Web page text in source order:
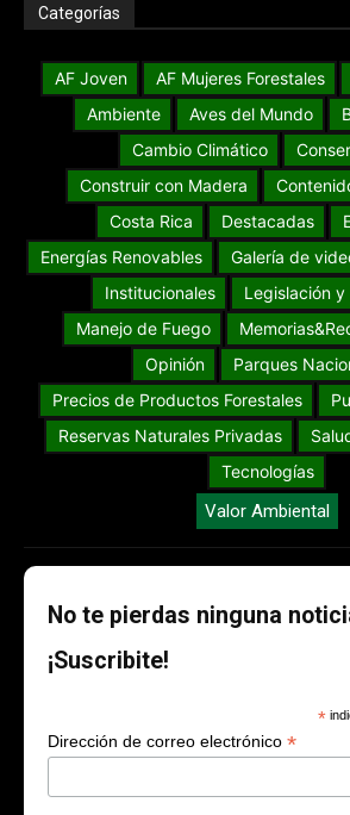
Categorías
AF Joven AF Mujeres Forestales
Ambiente
Aves del Mundo
Cambio Climático
Construir con Madera
Costa Rica
Destacadas
Energías Renovables
Galería de
Institucionales
Legislación
Manejo de Fuego
Opinión
Parques
Precios de Productos Forestales
Reservas Naturales Privadas
Tecnologías
Valor Ambiental
No te pierdas ninguna
¡Suscribite!
*
Dirección de correo electrónico *